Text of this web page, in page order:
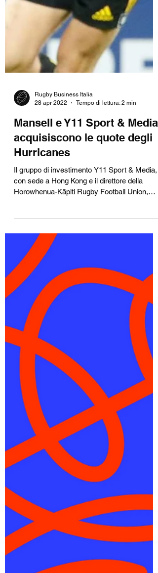
Mansell e Y11 Sport & Media
acquisiscono le quote degli
Hurricanes
Il gruppo di investimento Y11 Sport & Media,
con sede a Hong Kong e il direttore della
Horowhenua-Kāpiti Rugby Football Union,
Richard...